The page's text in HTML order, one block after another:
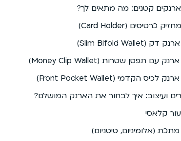
ארנקים קטנים: מה מתאים לך?
מחזיק כרטיסים (Card Holder)
ארנק דק (Slim Bifold Wallet)
ארנק עם תפסן שטרות (Money Clip Wallet)
ארנק לכיס הקדמי (Front Pocket Wallet)
ועיצוב: איך לבחור את הארנק המושלם?
עור קלאסי
מתכת (אלומיניום, טיטניום)